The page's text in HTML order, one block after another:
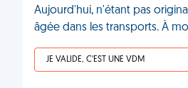
Aujourd'hui, n'étant pas
âgée dans les transports. À
JE VALIDE, C'EST UNE VDM